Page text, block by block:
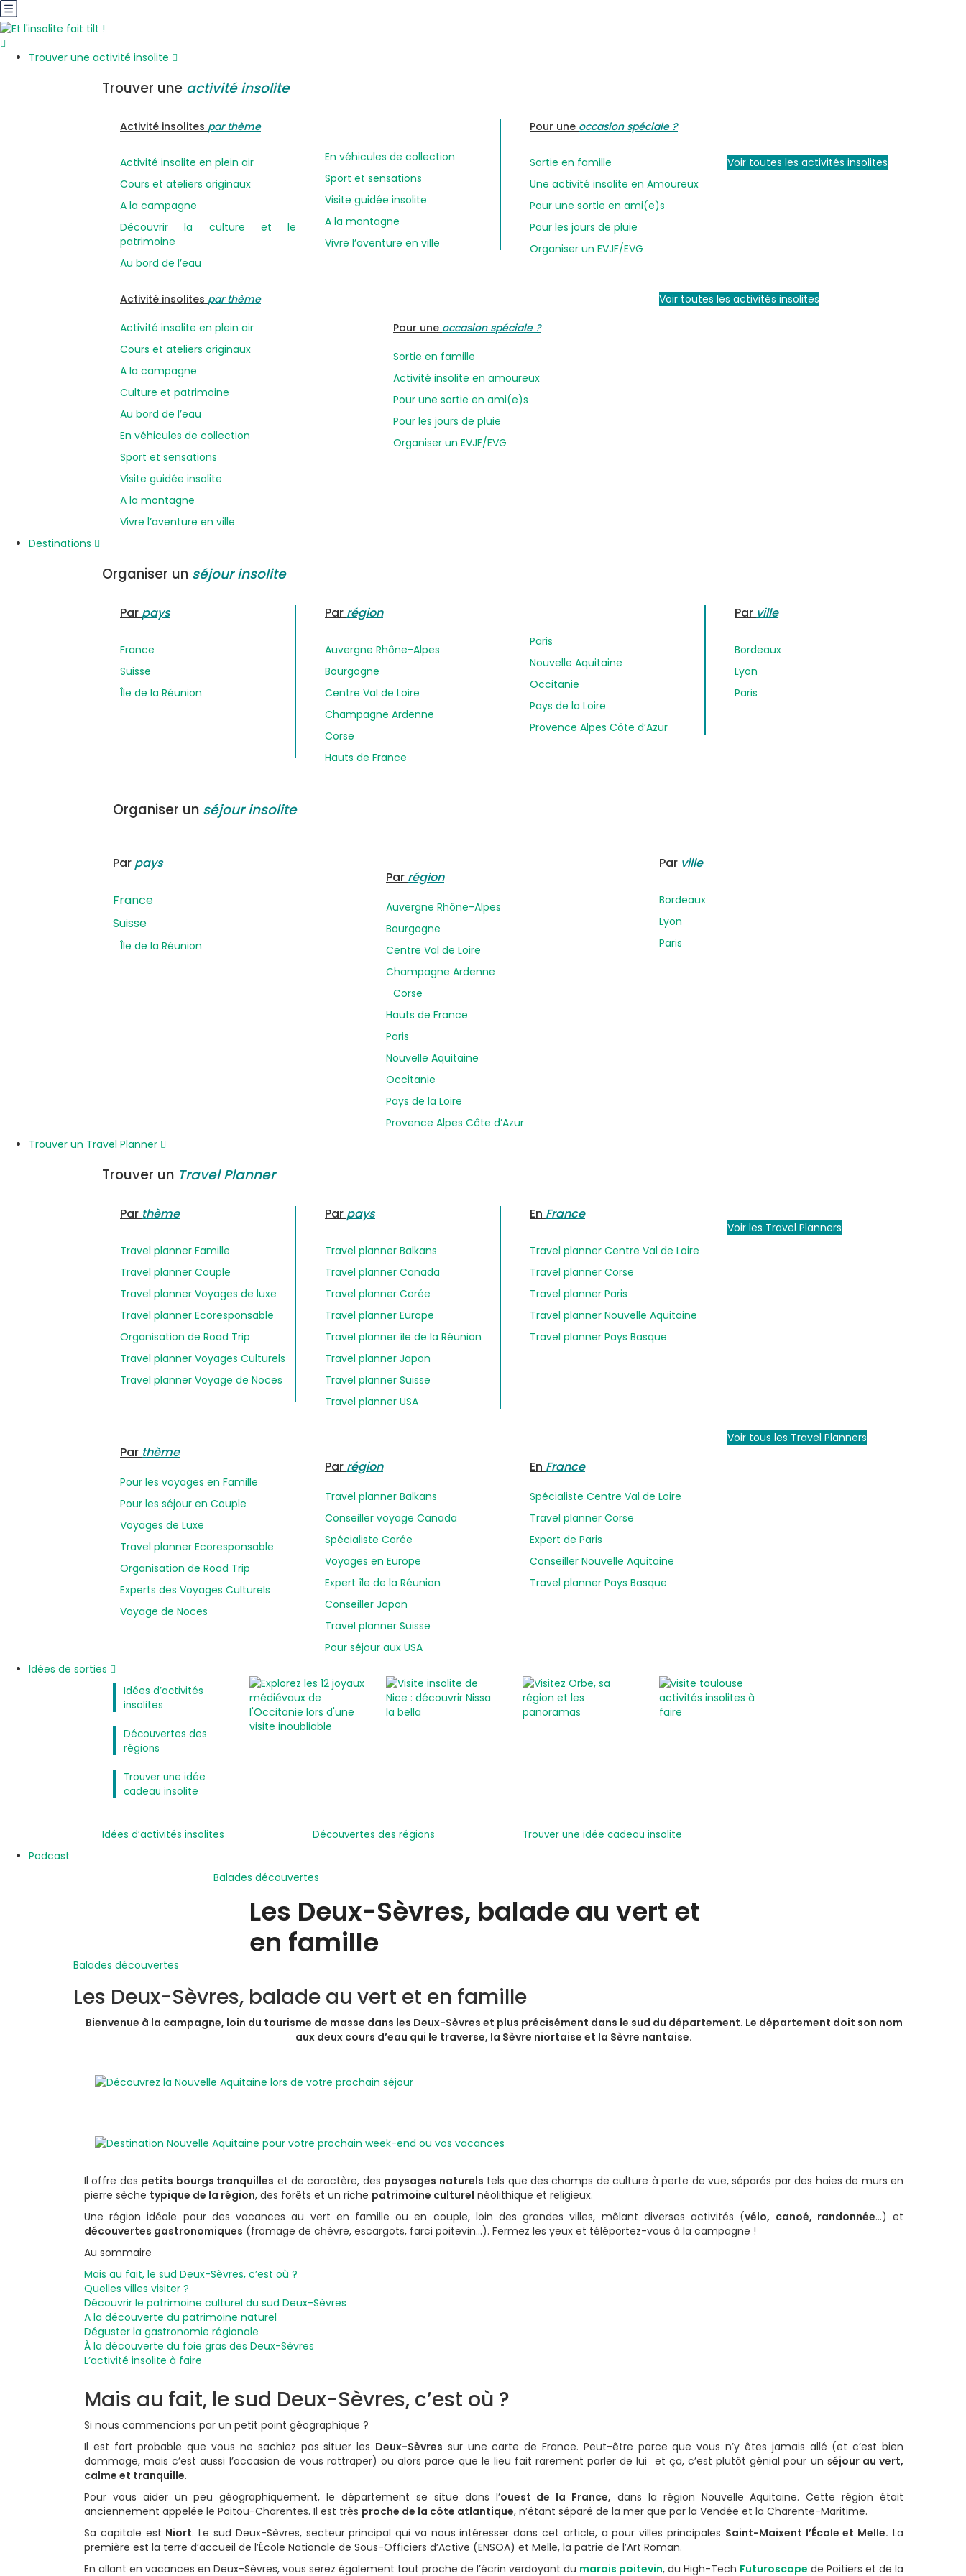
Trouver une activité insolite
Trouver une activité insolite
Activité insolites par thème
Activité insolite en plein air
Cours et ateliers originaux
A la campagne
Découvrir la culture et le
patrimoine
Au bord de l’eau
En véhicules de collection
Sport et sensations
Visite guidée insolite
A la montagne
Vivre l’aventure en ville
Pour une occasion spéciale ?
Sortie en famille
Une activité insolite en Amoureux
Pour une sortie en ami(e)s
Pour les jours de pluie
Organiser un EVJF/EVG
Voir toutes les activités insolites
Activité insolites par thème
Activité insolite en plein air
Cours et ateliers originaux
A la campagne
Culture et patrimoine
Au bord de l’eau
En véhicules de collection
Sport et sensations
Visite guidée insolite
A la montagne
Vivre l’aventure en ville
Pour une occasion spéciale ?
Sortie en famille
Activité insolite en amoureux
Pour une sortie en ami(e)s
Pour les jours de pluie
Organiser un EVJF/EVG
Voir toutes les activités insolites
Destinations
Organiser un séjour insolite
Par pays
France
Suisse
Île de la Réunion
Par région
Auvergne Rhône-Alpes
Bourgogne
Centre Val de Loire
Champagne Ardenne
Corse
Hauts de France
Paris
Nouvelle Aquitaine
Occitanie
Pays de la Loire
Provence Alpes Côte d’Azur
Par ville
Bordeaux
Lyon
Paris
Organiser un séjour insolite
Par pays
France
Suisse
Île de la Réunion
Par région
Auvergne Rhône-Alpes
Bourgogne
Centre Val de Loire
Champagne Ardenne
Corse
Hauts de France
Paris
Nouvelle Aquitaine
Occitanie
Pays de la Loire
Provence Alpes Côte d’Azur
Par ville
Bordeaux
Lyon
Paris
Trouver un Travel Planner
Trouver un Travel Planner
Par thème
Travel planner Famille
Travel planner Couple
Travel planner Voyages de luxe
Travel planner Ecoresponsable
Organisation de Road Trip
Travel planner Voyages Culturels
Travel planner Voyage de Noces
Par pays
Travel planner Balkans
Travel planner Canada
Travel planner Corée
Travel planner Europe
Travel planner île de la Réunion
Travel planner Japon
Travel planner Suisse
Travel planner USA
En France
Travel planner Centre Val de Loire
Travel planner Corse
Travel planner Paris
Travel planner Nouvelle Aquitaine
Travel planner Pays Basque
Voir les Travel Planners
Par thème
Pour les voyages en Famille
Pour les séjour en Couple
Voyages de Luxe
Travel planner Ecoresponsable
Organisation de Road Trip
Experts des Voyages Culturels
Voyage de Noces
Par région
Travel planner Balkans
Conseiller voyage Canada
Spécialiste Corée
Voyages en Europe
Expert île de la Réunion
Conseiller Japon
Travel planner Suisse
Pour séjour aux USA
En France
Spécialiste Centre Val de Loire
Travel planner Corse
Expert de Paris
Conseiller Nouvelle Aquitaine
Travel planner Pays Basque
Voir tous les Travel Planners
Idées de sorties
Idées d’activités
insolites
Découvertes des
régions
Trouver une idée
cadeau insolite
Idées d’activités insolites Découvertes des régions Trouver une idée cadeau insolite
Podcast
Balades découvertes
Les Deux-Sèvres, balade au vert et
en famille
Balades découvertes
Les Deux-Sèvres, balade au vert et en famille
Bienvenue à la campagne, loin du tourisme de masse dans les Deux-Sèvres et plus précisément dans le sud du département. Le département doit son nom
aux deux cours d’eau qui le traverse, la Sèvre niortaise et la Sèvre nantaise.
Il offre des petits bourgs tranquilles et de caractère, des paysages naturels tels que des champs de culture à perte de vue, séparés par des haies de murs en
pierre sèche typique de la région, des forêts et un riche patrimoine culturel néolithique et religieux.
Une région idéale pour des vacances au vert en famille ou en couple, loin des grandes villes, mêlant diverses activités (vélo, canoé, randonnée…) et
découvertes gastronomiques (fromage de chèvre, escargots, farci poitevin…). Fermez les yeux et téléportez-vous à la campagne !
Au sommaire
Mais au fait, le sud Deux-Sèvres, c’est où ?
Quelles villes visiter ?
Découvrir le patrimoine culturel du sud Deux-Sèvres
A la découverte du patrimoine naturel
Déguster la gastronomie régionale
À la découverte du foie gras des Deux-Sèvres
L’activité insolite à faire
Mais au fait, le sud Deux-Sèvres, c’est où ?
Si nous commencions par un petit point géographique ?
Il est fort probable que vous ne sachiez pas situer les Deux-Sèvres sur une carte de France. Peut-être parce que vous n’y êtes jamais allé (et c’est bien
dommage, mais c’est aussi l’occasion de vous rattraper) ou alors parce que le lieu fait rarement parler de lui et ça, c’est plutôt génial pour un séjour au vert,
calme et tranquille.
Pour vous aider un peu géographiquement, le département se situe dans l’ouest de la France, dans la région Nouvelle Aquitaine. Cette région était
anciennement appelée le Poitou-Charentes. Il est très proche de la côte atlantique, n’étant séparé de la mer que par la Vendée et la Charente-Maritime.
Sa capitale est Niort. Le sud Deux-Sèvres, secteur principal qui va nous intéresser dans cet article, a pour villes principales Saint-Maixent l’École et Melle. La
première est la terre d’accueil de l’École Nationale de Sous-Officiers d’Active (ENSOA) et Melle, la patrie de l’Art Roman.
En allant en vacances en Deux-Sèvres, vous serez également tout proche de l’écrin verdoyant du marais poitevin, du High-Tech Futuroscope de Poitiers et de la